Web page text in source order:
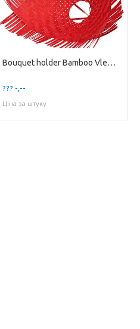
Bouquet holder Bamboo Vlecht D34cm
??? -,--
Ціна за штуку